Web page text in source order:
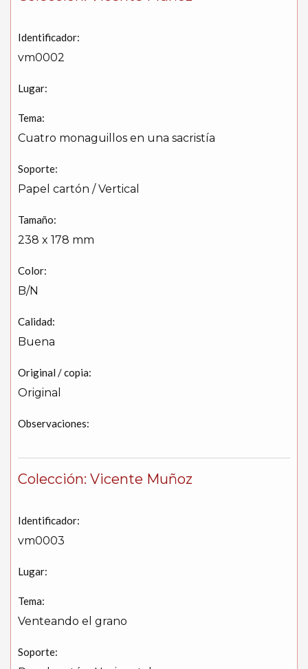
Identificador:
vm0002
Lugar:
Tema:
Cuatro monaguillos en una sacristía
Soporte:
Papel cartón / Vertical
Tamaño:
238 x 178 mm
Color:
B/N
Calidad:
Buena
Original / copia:
Original
Observaciones:
Colección: Vicente Muñoz
Identificador:
vm0003
Lugar:
Tema:
Venteando el grano
Soporte: